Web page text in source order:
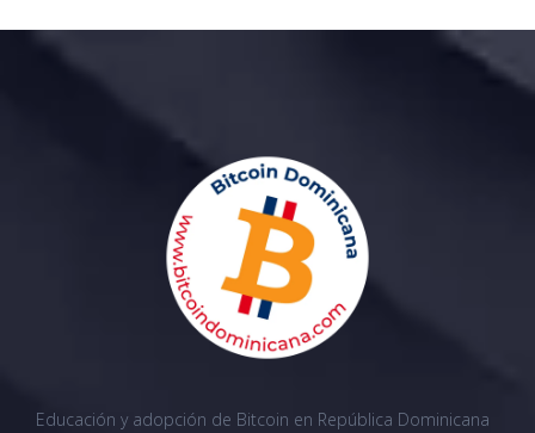
Educación y adopción de Bitcoin en República Dominicana